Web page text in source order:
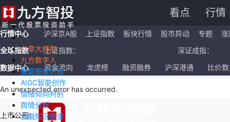
看点 行情
九章大模型
九方数字人
智能图像识别
AIGC智能创作
情绪倾向判别
舆情分析
金融知识图谱
行情中心 沪深京A股 上证指数 板块行情 股市异动 专题
涨
全球指数
上证指数：
深证成指：
恒生指数：
国企指数：
纳斯达克ETF：
数据中心 资金流向 龙虎榜 融资融券 沪深港通 比价
An unexpected error has occurred.
上市公司：